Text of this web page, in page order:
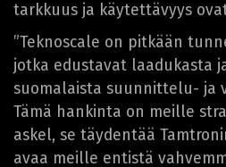
tarkkuus ja käytettävyys
”Teknoscale on pitkään
jotka edustavat laadukasta
suomalaista suunnittelu- ja
Tämä hankinta on meille
askel, se täydentää
avaa meille entistä